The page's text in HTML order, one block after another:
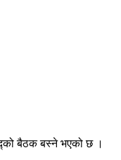
बैठक बस्ने भएको छ ।